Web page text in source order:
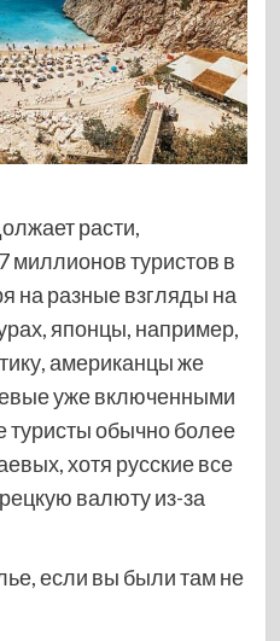
расти,
миллионов туристов в
на разные взгляды на
японцы, например,
американцы же
уже включенными
туристы обычно более
хотя русские все
валюту из-за
если вы были там не